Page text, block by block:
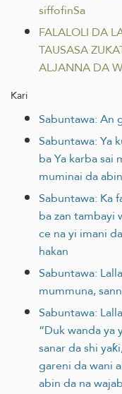
siffofinSa
FALALOLI DA
TAUSASA
ALJANNA DA
Kari
Sabuntawa: An
Sabuntawa: Ya
ba Ya karba sai
muminai da
Sabuntawa: Ka
ba zan tambayi
ce na yi imani
hakan
Sabuntawa:
mummuna,
Sabuntawa:
“Duk wanda ya
sanar da shi
gareni da wani
abin da na